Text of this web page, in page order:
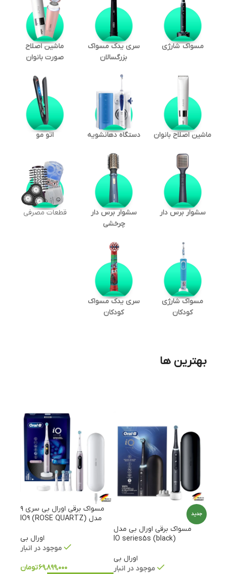
مسواک شارژی
سری یدک مسواک
بزرگسالان
ماشین اصلاح
صورت بانوان
ماشین اصلاح بانوان دستگاه دهانشویه اتو مو
سشوار برس دار
سشوار برس دار
چرخشی
قطعات مصرفی
مسواک شارژی
کودکان
سری یدک مسواک
کودکان
بهترین ها
جدید
مسواک برقی اورال بی مدل
(black) IO series5s
اورال بی
موجود در انبار
مسواک برقی اورال بی سری ۹
مدل IO9 (ROSE QUARTZ)
اورال بی
موجود در انبار
۶۹,۸۹۹,۰۰۰تومان